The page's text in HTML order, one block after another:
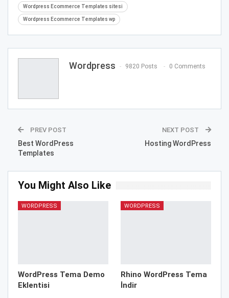
Wordpress Ecommerce Templates sitesi
Wordpress Ecommerce Templates wp
Wordpress 9820 Posts 0 Comments
PREV POST
Best WordPress
Templates
NEXT POST
Hosting WordPress
You Might Also Like
WORDPRESS
WordPress Tema Demo
Eklentisi
WORDPRESS
Rhino WordPress Tema
İndir